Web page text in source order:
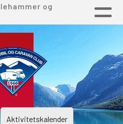
og
Aktivitetskalender